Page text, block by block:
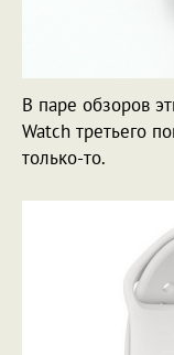
В паре обзоров
Watch третьего
только-то.